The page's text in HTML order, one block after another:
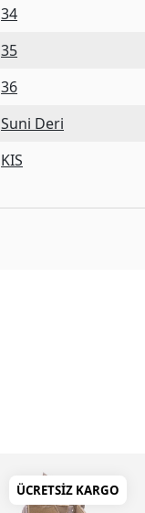
34
35
36
Suni Deri
KIS
ÜCRETSIZ KARGO